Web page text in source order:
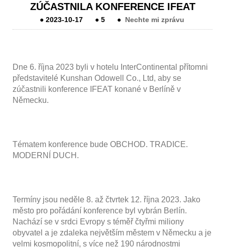
ZÚČASTNILA KONFERENCE IFEAT
●2023-10-17 ●5 ● Nechte mi zprávu
Dne 6. října 2023 byli v hotelu InterContinental přítomni
představitelé Kunshan Odowell Co., Ltd, aby se
zúčastnili konference IFEAT konané v Berlíně v
Německu.
Tématem konference bude OBCHOD. TRADICE.
MODERNÍ DUCH.
Termíny jsou neděle 8. až čtvrtek 12. října 2023. Jako
město pro pořádání konference byl vybrán Berlín.
Nachází se v srdci Evropy s téměř čtyřmi miliony
obyvatel a je zdaleka největším městem v Německu a je
velmi kosmopolitní, s více než 190 národnostmi